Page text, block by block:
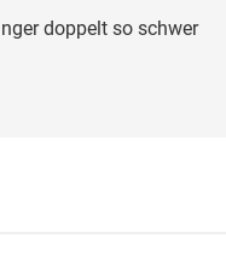
doppelt so schwer